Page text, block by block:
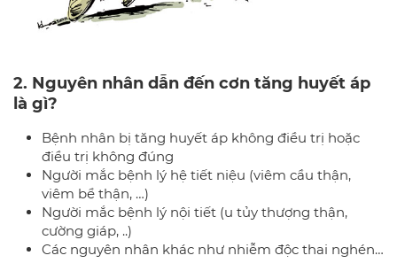
2. Nguyên nhân dẫn đến cơn tăng huyết áp
là gì?
Bệnh nhân bị tăng huyết áp không điều trị hoặc
điều trị không đúng
Người mắc bệnh lý hệ tiết niệu (viêm cầu thận,
viêm bể thận, …)
Người mắc bệnh lý nội tiết (u tủy thượng thận,
cường giáp, ..)
Các nguyên nhân khác như nhiễm độc thai nghén…